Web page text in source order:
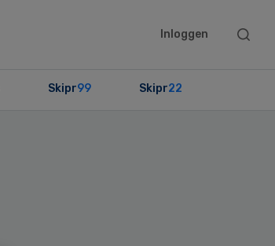
Inloggen
Search
Skipr99 Skipr22